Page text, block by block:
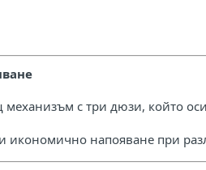
механизъм с три дюзи, който
икономично напояване при